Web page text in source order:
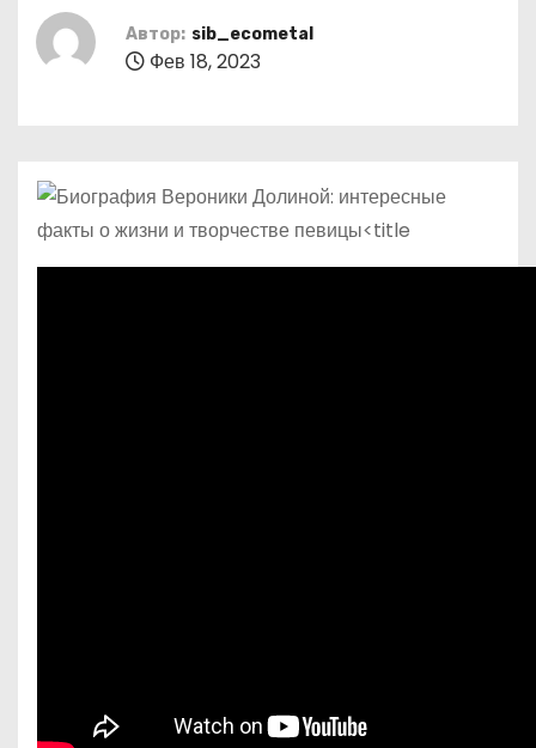
Автор: sib_ecometal
Фев 18, 2023